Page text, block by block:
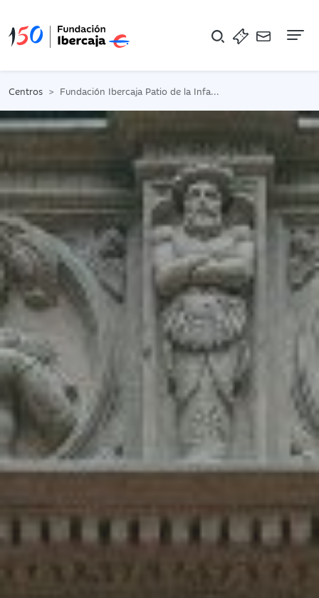
Centros Fundación Ibercaja Patio de la Infanta